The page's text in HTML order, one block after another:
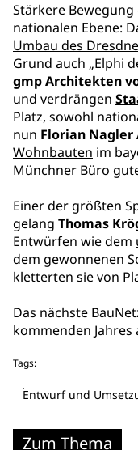
Stärkere
nationalen Ebene:
Umbau des
Grund auch „Elphi
gmp Architekten
und verdrängen
Platz, sowohl
nun Florian
Wohnbauten im
Münchner Büro
Einer der größten
gelang Thomas
Entwürfen wie dem
dem gewonnenen
kletterten sie von
Das nächste
kommenden Jahres
Tags:
Entwurf und
Zum Thema